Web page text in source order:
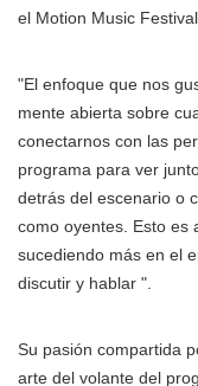
el Motion Music
"El enfoque que nos
mente abierta sobre
conectarnos con las
programa para ver
detrás del escenario o
como oyentes. Esto es
sucediendo más en el
discutir y hablar ".
Su pasión compartida
arte del volante del